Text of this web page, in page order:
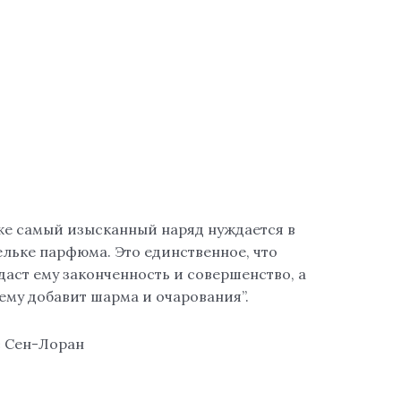
самый изысканный наряд нуждается в
парфюма. Это единственное, что
ему законченность и совершенство, а
добавит шарма и очарования”.
Сен-Лоран